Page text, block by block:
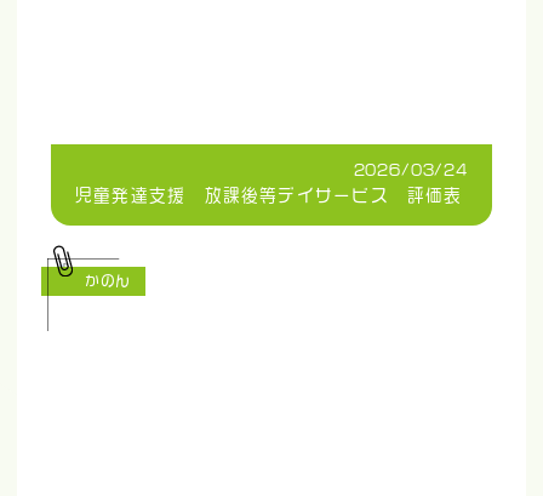
2026/03/24
児童発達支援 放課後等デイサービス 評価表
かのん